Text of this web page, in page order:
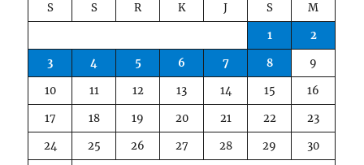
S S R K J S
M
1
2
3
4 5 6 7 8
9
10
11 12 13 14 15
16
17
18 19 20 21 22
23
24
25 26 27 28 29
30